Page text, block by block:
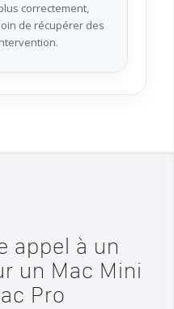
correctement,
de récupérer des
appel à un
un Mac Mini
Pro